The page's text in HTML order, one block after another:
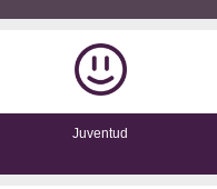
Juventud